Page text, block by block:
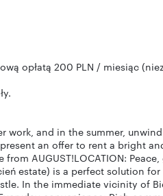
opłatą 200 PLN / miesiąc
work, and in the summer,
an offer to rent a bright
AUGUST!LOCATION:
estate) is a perfect solution
In the immediate vicinity of